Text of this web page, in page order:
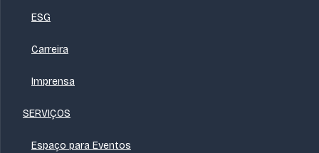
ESG
Carreira
Imprensa
SERVIÇOS
Espaço para Eventos